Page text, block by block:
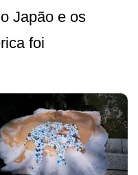
Japão e os
foi